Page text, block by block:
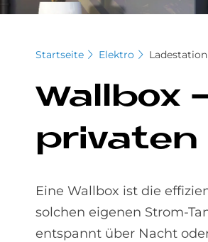
Startseite Elektro
Wall­box
pri­va­ten
Eine Wallbox ist die
solchen eigenen Strom-
entspannt über Nacht